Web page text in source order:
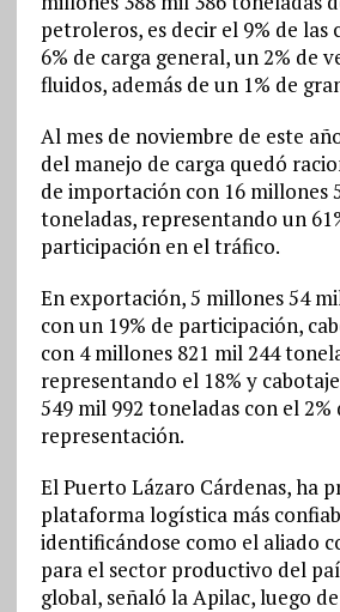
petroleros, es decir el 9% de las
6% de carga general, un 2% de
fluidos, además de un 1% de
Al mes de noviembre de este
del manejo de carga quedó
de importación con 16 millones
toneladas, representando un
participación en el tráfico.
En exportación, 5 millones 54
con un 19% de participación,
con 4 millones 821 mil 244
representando el 18% y
549 mil 992 toneladas con el 2%
representación.
El Puerto Lázaro Cárdenas, ha
plataforma logística más
identificándose como el aliado
para el sector productivo del
global, señaló la Apilac, luego